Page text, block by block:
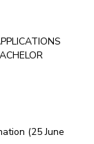
(25 June